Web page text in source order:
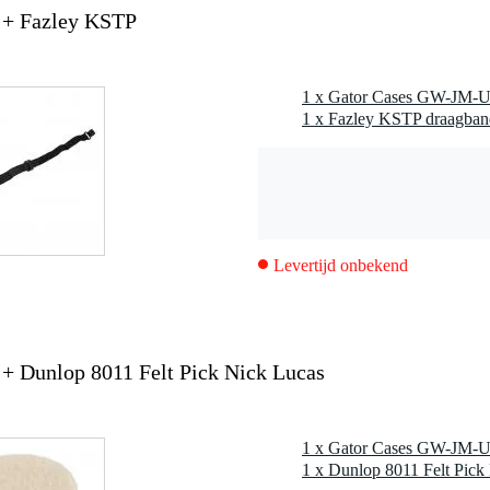
Fazley KSTP
1 x Fazley KSTP
Levertijd onbekend
Dunlop 8011 Felt Pick Nick Lucas
1 x Dunlop 8011 Felt